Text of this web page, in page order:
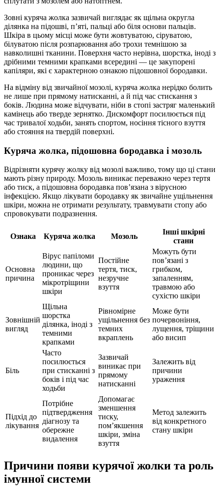
Зовні куряча жолка зазвичай виглядає як щільна округла
ділянка на підошві, п’яті, пальці або біля основи пальців.
Шкіра в цьому місці може бути жовтуватою, сіруватою,
білуватою після розпарювання або трохи темнішою за
навколишні тканини. Поверхня часто нерівна, шорстка, іноді з
дрібними темними крапками всередині — це закупорені
капіляри, які є характерною ознакою підошовної бородавки.
На відміну від звичайної мозолі, куряча жолка нерідко болить
не лише при прямому натисканні, а й під час стискання з
боків. Людина може відчувати, ніби в стопі застряг маленький
камінець або тверде зернятко. Дискомфорт посилюється під
час тривалої ходьби, занять спортом, носіння тісного взуття
або стояння на твердій поверхні.
Куряча жолка, підошовна бородавка і мозоль
Відрізняти курячу жолку від мозолі важливо, тому що ці стани
мають різну природу. Мозоль виникає переважно через тертя
або тиск, а підошовна бородавка пов’язана з вірусною
інфекцією. Якщо лікувати бородавку як звичайне ущільнення
шкіри, можна не отримати результату, травмувати стопу або
спровокувати подразнення.
Ознака Куряча жолка Мозоль
Інші шкірні
стани
Основна
причина
Вірус папіломи
людини, що
проникає через
мікротріщини
шкіри
Постійне
тертя, тиск,
незручне
взуття
Можуть бути
пов’язані з
грибком,
запаленням,
травмою або
сухістю шкіри
Зовнішній
вигляд
Щільна
шорстка
ділянка, іноді з
темними
крапками
Рівномірне
ущільнення без
темних
вкраплень
Може бути
почервоніння,
лущення, тріщини
або висип
Біль
Часто
посилюється
при стисканні з
боків і під час
ходьби
Зазвичай
виникає при
прямому
натисканні
Залежить від
причини
ураження
Підхід до
лікування
Потрібне
підтвердження
діагнозу та
обережне
видалення
Допомагає
зменшення
тиску,
пом’якшення
шкіри, зміна
взуття
Метод залежить
від конкретного
стану шкіри
Причини появи курячої жолки та роль
імунної системи